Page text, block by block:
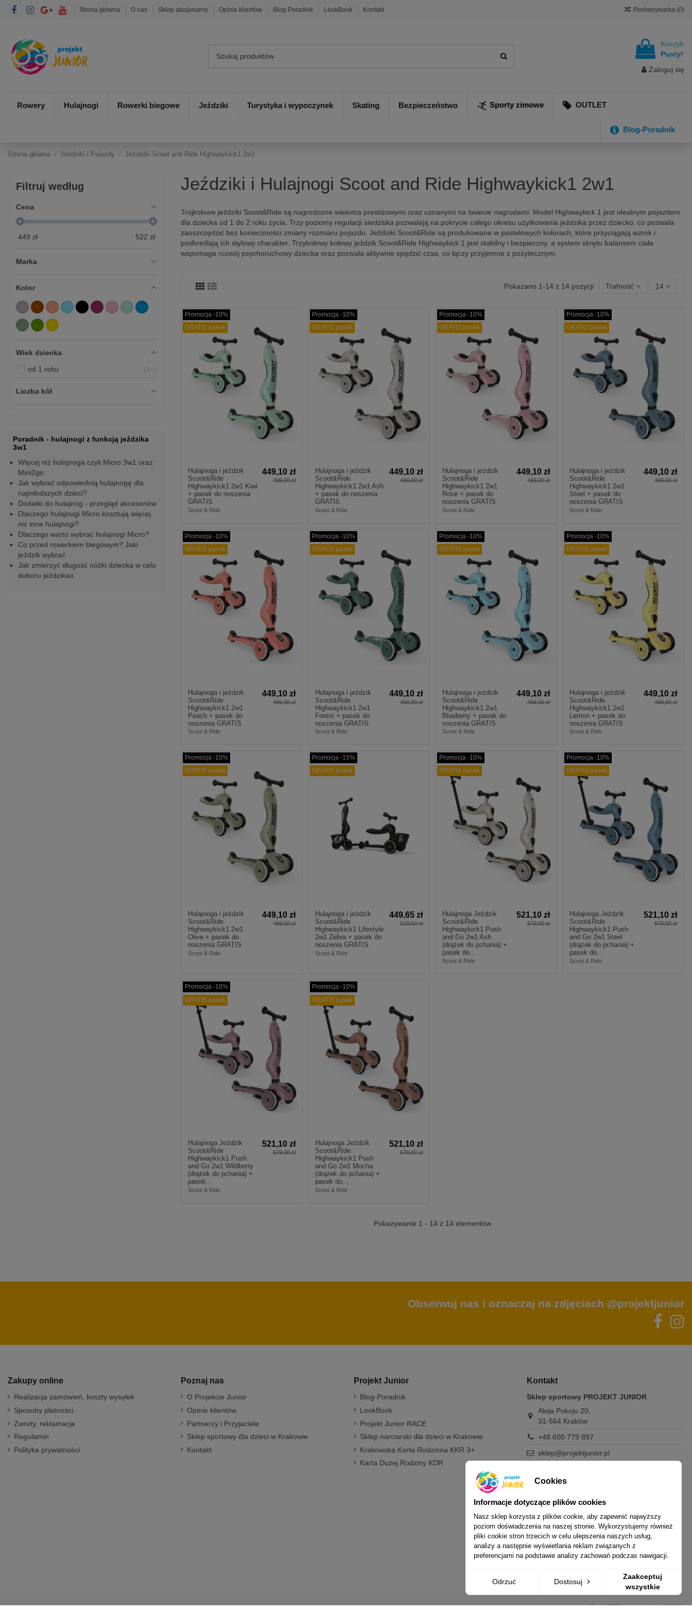
Strona główna O nas Sklep stacjonarny Opinie klientów Blog-Poradnik LookBook Kontakt Porównywarka (0)
Koszyk
Pusty!
Zaloguj się
Rowery Hulajnogi Rowerki biegowe Jeździki Turystyka i wypoczynek Skating Bezpieczeństwo Sporty zimowe OUTLET
Blog-Poradnik
Strona główna Jeździki i Pojazdy Jeździki Scoot and Ride Highwaykick1 2w1
Jeździki i Hulajnogi Scoot and Ride Highwaykick1 2w1
Trójkołowe jeździki Scoot&Ride są nagrodzone wieloma prestiżowymi oraz uznanymi na świecie nagrodami. Model Highwaykick 1 jest idealnym pojazdem
dla dziecka od 1 do 2 roku życia. Trzy poziomy regulacji siedziska pozwalają na pokrycie całego okresu użytkowania jeździka przez dziecko, co pozwala
zaoszczędzić bez konieczności zmiany rozmiaru pojazdu. Jeździki Scoot&Ride są produkowane w pastelowych kolorach, które przyciągają wzrok i
podkreślają ich stylowy charakter. Trzykołowy kołowy jeździk Scoot&Ride Highwaykick 1 jest stabilny i bezpieczny, a system skrętu balansem ciała
wspomaga rozwój psychoruchowy dziecka oraz pozwala aktywnie spędzić czas, co łączy przyjemne z pożytecznym.
Pokazano 1-14 z 14 pozycji Trafność 14
Promocja -10%
GRATIS pasek
Hulajnoga i jeździk
Scoot&Ride
Highwaykick1 2w1 Kiwi
+ pasek do noszenia
GRATIS
Scoot & Ride
449,10 zł
499,00 zł
Promocja -10%
GRATIS pasek
Hulajnoga i jeździk
Scoot&Ride
Highwaykick1 2w1 Ash
+ pasek do noszenia
GRATIS
Scoot & Ride
449,10 zł
499,00 zł
Promocja -10%
GRATIS pasek
Hulajnoga i jeździk
Scoot&Ride
Highwaykick1 2w1
Rose + pasek do
noszenia GRATIS
Scoot & Ride
449,10 zł
499,00 zł
Promocja -10%
GRATIS pasek
Hulajnoga i jeździk
Scoot&Ride
Highwaykick1 2w1
Steel + pasek do
noszenia GRATIS
Scoot & Ride
449,10 zł
499,00 zł
Promocja -10%
GRATIS pasek
Hulajnoga i jeździk
Scoot&Ride
Highwaykick1 2w1
Peach + pasek do
noszenia GRATIS
Scoot & Ride
449,10 zł
499,00 zł
Promocja -10%
GRATIS pasek
Hulajnoga i jeździk
Scoot&Ride
Highwaykick1 2w1
Forest + pasek do
noszenia GRATIS
Scoot & Ride
449,10 zł
499,00 zł
Promocja -10%
GRATIS pasek
Hulajnoga i jeździk
Scoot&Ride
Highwaykick1 2w1
Blueberry + pasek do
noszenia GRATIS
Scoot & Ride
449,10 zł
499,00 zł
Promocja -10%
GRATIS pasek
Hulajnoga i jeździk
Scoot&Ride
Highwaykick1 2w1
Lemon + pasek do
noszenia GRATIS
Scoot & Ride
449,10 zł
499,00 zł
Promocja -10%
GRATIS pasek
Hulajnoga i jeździk
Scoot&Ride
Highwaykick1 2w1
Olive + pasek do
noszenia GRATIS
Scoot & Ride
449,10 zł
499,00 zł
Promocja -15%
GRATIS pasek
Hulajnoga i jeździk
Scoot&Ride
Highwaykick1 Lifestyle
2w1 Zebra + pasek do
noszenia GRATIS
Scoot & Ride
449,65 zł
529,00 zł
Promocja -10%
GRATIS pasek
Hulajnoga Jeździk
Scoot&Ride
Highwaykick1 Push
and Go 2w1 Ash
(drążek do pchania) +
pasek do...
Scoot & Ride
521,10 zł
579,00 zł
Promocja -10%
GRATIS pasek
Hulajnoga Jeździk
Scoot&Ride
Highwaykick1 Push
and Go 2w1 Steel
(drążek do pchania) +
pasek do...
Scoot & Ride
521,10 zł
579,00 zł
Promocja -10%
GRATIS pasek
Hulajnoga Jeździk
Scoot&Ride
Highwaykick1 Push
and Go 2w1 Wildberry
(drążek do pchania) +
pasek...
Scoot & Ride
521,10 zł
579,00 zł
Promocja -10%
GRATIS pasek
Hulajnoga Jeździk
Scoot&Ride
Highwaykick1 Push
and Go 2w1 Mocha
(drążek do pchania) +
pasek do...
Scoot & Ride
521,10 zł
579,00 zł
Pokazywanie 1 - 14 z 14 elementów
Filtruj według
Cena
449 zł 522 zł
Marka
Kolor
Wiek dziecka
od 1 roku
14
Liczba kół
Poradnik - hulajnogi z funkcją jeździka
3w1
Więcej niż hulajnoga czyli Micro 3w1 oraz
Mini2go
Jak wybrać odpowiednią hulajnogę dla
najmłodszych dzieci?
Dodatki do hulajnóg - przegląd akcesoriów
Dlaczego hulajnogi Micro kosztują więcej
niż inne hulajnogi?
Dlaczego warto wybrać hulajnogi Micro?
Co przed rowerkiem biegowym? Jaki
jeździk wybrać
Jak zmierzyć długość nóżki dziecka w celu
doboru jeździkao
Obserwuj nas i oznaczaj na zdjęciach @projektjunior
Zakupy online
Realizacja zamówień, koszty wysyłek
Sposoby płatności
Zwroty, reklamacje
Regulamin
Polityka prywatności
Poznaj nas
O Projekcie Junior
Opinie klientów
Partnerzy i Przyjaciele
Sklep sportowy dla dzieci w Krakowie
Kontakt
Projekt Junior
Blog-Poradnik
LookBook
Projekt Junior RACE
Sklep narciarski dla dzieci w Krakowie
Krakowska Karta Rodzinna KKR 3+
Karta Dużej Rodziny KDR
Kontakt
Sklep sportowy PROJEKT JUNIOR
Aleja Pokoju 20,
31-564 Kraków
+48 600 779 897
sklep@projektjunior.pl
poniedziałek - piątek: 11.00-19.00
niedziela (każda): nieczynne
Nie odpowiadamy na wiadomości SMS. W
sprawach dotyczących zamówień i oferty
prosimy o kontakt mailowy, telefoniczny lub
przez Messenger.
Cookies
Informacje dotyczące plików cookies
Nasz sklep korzysta z plików cookie, aby zapewnić najwyższy
poziom doświadczenia na naszej stronie. Wykorzystujemy również
pliki cookie stron trzecich w celu ulepszenia naszych usług,
analizy a następnie wyświetlania reklam związanych z
preferencjami na podstawie analizy zachowań podczas nawigacji.
Odrzuć Dostosuj
Zaakceptuj
wszystkie